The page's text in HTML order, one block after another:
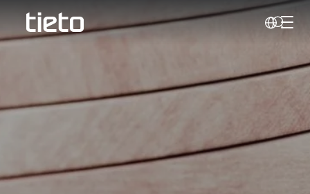
Sök